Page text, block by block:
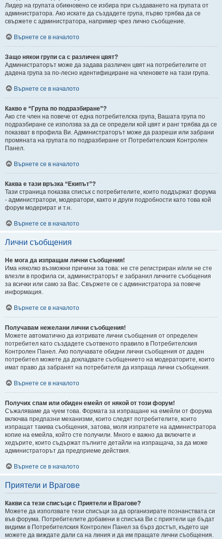
Лидер на групата обикновено се избира при създаването на групата от
администратора. Ако искате да създадете група, първо трябва да се
свържете с администратора, например чрез лично съобщение.
Върнете се в началото
Защо някои групи са с различен цвят?
Администраторът може да задава различен цвят на потребителите от
дадена група за по-лесно идентифициране на членовете на тази група.
Върнете се в началото
Какво е “Група по подразбиране”?
Ако сте член на повече от една потребителска група, Вашата група по
подразбиране се използва за да се определи кой цвят и ранг трябва да се
показват в профила Ви. Администраторът може да разреши или забрани
промяната на групата по подразбиране от Потребителския Контролен
Панел.
Върнете се в началото
Каква е тази връзка “Екипът”?
Тази страница показва списък с потребителите, които поддържат форума
- администратори, модератори, както и други подробности като това кой
форум модерират и т.н.
Върнете се в началото
Лични съобщения
Не мога да изпращам лични съобщения!
Има няколко възможни причини за това: не сте регистриран и/или не сте
влезли в профила си, администраторът е забранил личните съобщения
за всички или само за Вас. Свържете се с администратора за повече
информация.
Върнете се в началото
Получавам нежелани лични съобщения!
Можете автоматично да изтривате лични съобщения от определен
потребител като създадете съотвеното правило в Потребителския
Контролен Панел. Ако получавате обидни лични съобщения от даден
потребител можете да докладвате съобщението на модераторите, които
имат право да забранят на потребителя да изпраща лични съобщения.
Върнете се в началото
Получих спам или обиден емейл от някой от този форум!
Съжаляваме да чуем това. Формата за изпращане на емейли от форума
включва предпазни механизми, които следят потребителите, които
изпращат такива съобщения, затова, моля изпратете на администратора
копие на емейла, който сте получили. Много е важно да включите и
хедърите, които съдържат пълните детайли на изпращача, за да може
администраторът да предприеме действия.
Върнете се в началото
Приятели и Врагове
Какви са тези списъци с Приятели и Врагове?
Можете да използвате тези списъци за да организирате познанствата си
във форума. Потребителите добавени в списъка Ви с приятели ще бъдат
видими в Потребителския Контролен Панел за бърз достъп, където ще
можете да виждате дали са на линия и да им пращате лични съобщения.